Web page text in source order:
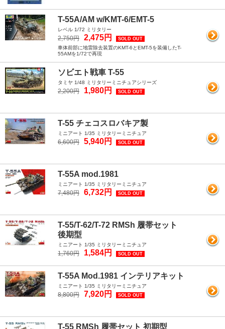
T-55A/AM w/KMT-6/EMT-5
レベル 1/72 ミリタリー
2,750円 2,475円 SOLD OUT
車体前部に地雷除去装置のKMT-6とEMT-5を装備したT-
55AMを1/72で再現
ソビエト戦車 T-55
タミヤ 1/48 ミリタリーミニチュアシリーズ
2,200円 1,980円 SOLD OUT
T-55 チェコスロバキア製
ミニアート 1/35 ミリタリーミニチュア
6,600円 5,940円 SOLD OUT
T-55A mod.1981
ミニアート 1/35 ミリタリーミニチュア
7,480円 6,732円 SOLD OUT
T-55/T-62/T-72 RMSh 履帯セット
後期型
ミニアート 1/35 ミリタリーミニチュア
1,760円 1,584円 SOLD OUT
T-55A Mod.1981 インテリアキット
ミニアート 1/35 ミリタリーミニチュア
8,800円 7,920円 SOLD OUT
T-55 RMSh 履帯セット 初期型